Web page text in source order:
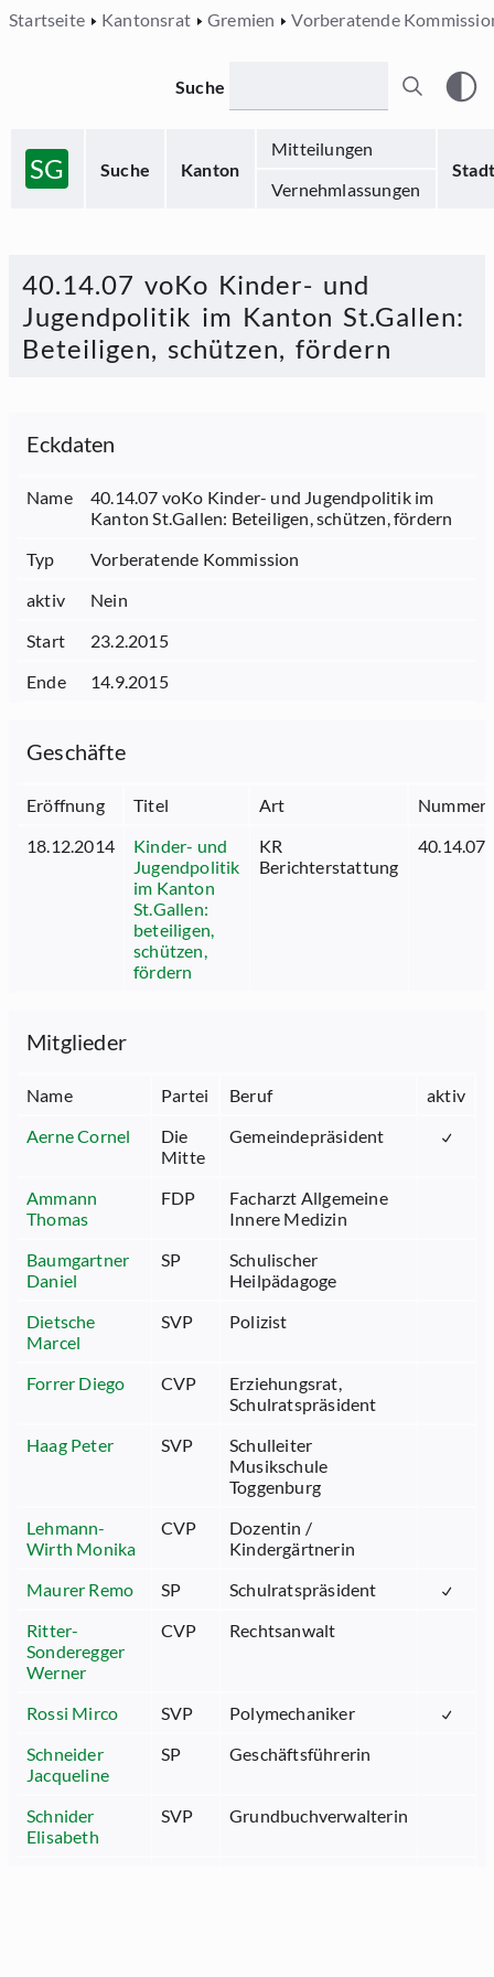
Startseite Kantonsrat Gremien Vorberatende
SG Suche Kanton
Mitteilungen
Stadt
Vernehmlassungen
Suche
40.14.07 voKo Kinder- und
Jugendpolitik im Kanton St.Gallen:
Beteiligen, schützen, fördern
Eckdaten
Name
40.14.07 voKo Kinder- und Jugendpolitik im
Kanton St.Gallen: Beteiligen, schützen, fördern
Typ
Vorberatende Kommission
aktiv
Nein
Start
23.2.2015
Ende
14.9.2015
Geschäfte
Eröffnung Titel Art
Nummer
18.12.2014
Kinder- und
Jugendpolitik
im Kanton
St.Gallen:
beteiligen,
schützen,
fördern
KR
Berichterstattung
40.14.07
Mitglieder
Name Partei Beruf
aktiv
Aerne Cornel
Die
Mitte
Gemeindepräsident
Ammann
Thomas
FDP
Facharzt Allgemeine
Innere Medizin
Baumgartner
Daniel
SP
Schulischer
Heilpädagoge
Dietsche
Marcel
SVP Polizist
Forrer Diego CVP
Erziehungsrat,
Schulratspräsident
Haag Peter
SVP
Schulleiter
Musikschule
Toggenburg
Lehmann-
Wirth Monika
CVP
Dozentin /
Kindergärtnerin
Maurer Remo
SP
Schulratspräsident
Ritter-
Sonderegger
Werner
CVP Rechtsanwalt
Rossi Mirco SVP
Polymechaniker
Schneider
Jacqueline
SP Geschäftsführerin
Schnider
Elisabeth
SVP Grundbuchverwalterin